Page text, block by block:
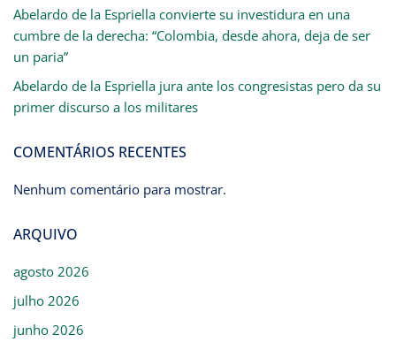
Abelardo de la Espriella convierte su investidura en una
cumbre de la derecha: “Colombia, desde ahora, deja de ser
un paria”
Abelardo de la Espriella jura ante los congresistas pero da su
primer discurso a los militares
COMENTÁRIOS RECENTES
Nenhum comentário para mostrar.
ARQUIVO
agosto 2026
julho 2026
junho 2026